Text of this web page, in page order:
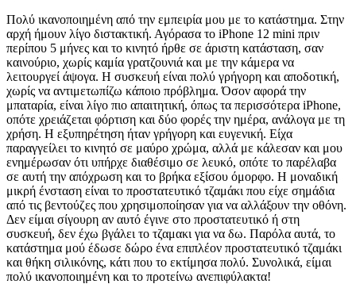
Πολύ ικανοποιημένη από την εμπειρία μου με το κατάστημα. Στην
αρχή ήμουν λίγο διστακτική. Αγόρασα το iPhone 12 mini πριν
περίπου 5 μήνες και το κινητό ήρθε σε άριστη κατάσταση, σαν
καινούριο, χωρίς καμία γρατζουνιά και με την κάμερα να
λειτουργεί άψογα. Η συσκευή είναι πολύ γρήγορη και αποδοτική,
χωρίς να αντιμετωπίζω κάποιο πρόβλημα. Όσον αφορά την
μπαταρία, είναι λίγο πιο απαιτητική, όπως τα περισσότερα iPhone,
οπότε χρειάζεται φόρτιση και δύο φορές την ημέρα, ανάλογα με τη
χρήση. Η εξυπηρέτηση ήταν γρήγορη και ευγενική. Είχα
παραγγείλει το κινητό σε μαύρο χρώμα, αλλά με κάλεσαν και μου
ενημέρωσαν ότι υπήρχε διαθέσιμο σε λευκό, οπότε το παρέλαβα
σε αυτή την απόχρωση και το βρήκα εξίσου όμορφο. Η μοναδική
μικρή ένσταση είναι το προστατευτικό τζαμάκι που είχε σημάδια
από τις βεντούζες που χρησιμοποίησαν για να αλλάξουν την οθόνη.
Δεν είμαι σίγουρη αν αυτό έγινε στο προστατευτικό ή στη
συσκευή, δεν έχω βγάλει το τζαμακι για να δω. Παρόλα αυτά, το
κατάστημα μού έδωσε δώρο ένα επιπλέον προστατευτικό τζαμάκι
και θήκη σιλικόνης, κάτι που το εκτίμησα πολύ. Συνολικά, είμαι
πολύ ικανοποιημένη και το προτείνω ανεπιφύλακτα!